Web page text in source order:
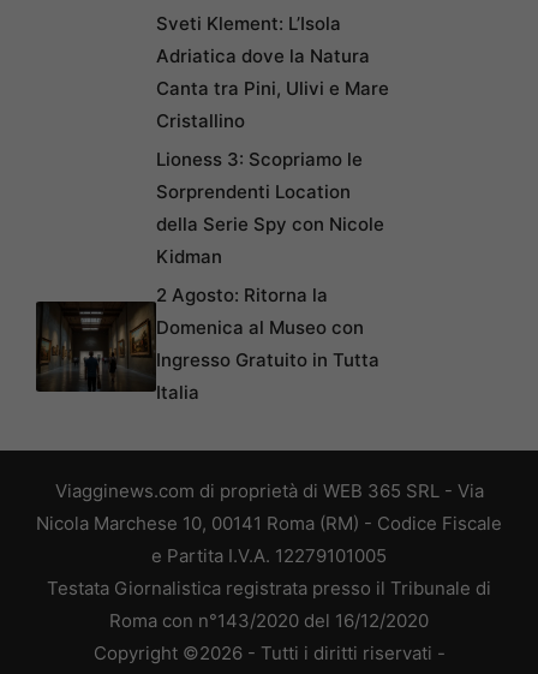
Sveti Klement: L’Isola
Adriatica dove la Natura
Canta tra Pini, Ulivi e Mare
Cristallino
Lioness 3: Scopriamo le
Sorprendenti Location
della Serie Spy con Nicole
Kidman
2 Agosto: Ritorna la
Domenica al Museo con
Ingresso Gratuito in Tutta
Italia
Viagginews.com di proprietà di WEB 365 SRL - Via
Nicola Marchese 10, 00141 Roma (RM) - Codice Fiscale
e Partita I.V.A. 12279101005
Testata Giornalistica registrata presso il Tribunale di
Roma con n°143/2020 del 16/12/2020
Copyright ©2026 - Tutti i diritti riservati -